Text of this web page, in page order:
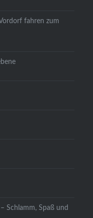
fahren zum
Schlamm, Spaß und